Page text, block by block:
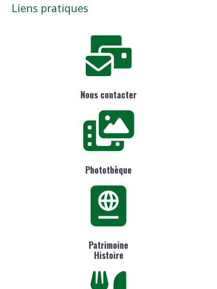
Liens pratiques
Nous contacter
Photothèque
Patrimoine
Histoire